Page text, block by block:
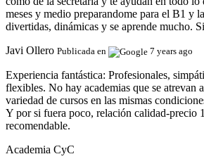
meses y medio preparandome para el B1 y
divertidas, dinámicas y se aprende mucho.
Javi Ollero Publicada en 7 years ago
Experiencia fantástica: Profesionales,
flexibles. No hay academias que se atrevan
variedad de cursos en las mismas
Y por si fuera poco, relación calidad-precio
recomendable.
Academia CyC